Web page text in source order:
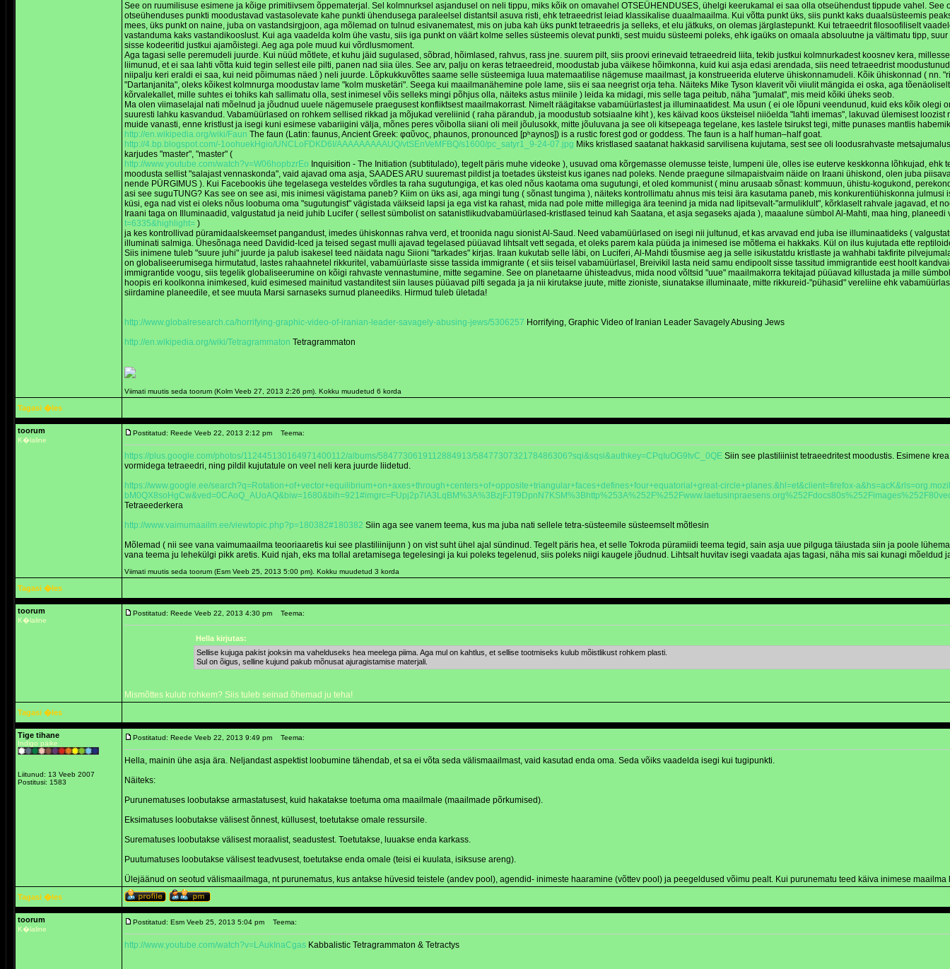
See on ruumilisuse esimene ja kõige primitiivsem õppematerjal. Sel kolmnurksel asjandusel on neli tippu, miks kõik on omavahel OTSEÜHENDUSES, ühelgi keerukamal ei saa olla otseühendust tippude vahel.
otseühenduses punkti moodustavad vastasolevate kahe punkti ühendusega paraleelsel distantsil asuva risti, ehk tetraeedrist leiad klassikalise duaalmaailma. Kui võtta punkt üks, siis punkt kaks duaalsüsteemis
mees, üks punkt on naine, juba on vastandsirgjoon, aga mõlemad on tulnud esivanematest, mis on juba kah üks punkt tetraeedris ja selleks, et elu jätkuks, on olemas järglastepunkt. Kui tetraeedrit filosoofiliselt
vastanduma kaks vastandikooslust. Kui aga vaadelda kolm ühe vastu, siis iga punkt on väärt kolme selles süsteemis olevat punkti, sest muidu süsteemi poleks, ehk igaüks on omaala absoluutne ja vältimatu tipp,
sisse kodeeritid justkui ajamõistegi. Aeg aga pole muud kui võrdlusmoment.
Aga tagasi selle peremudeli juurde. Kui nüüd mõtlete, et kuhu jäid sugulased, sõbrad, hõimlased, rahvus, rass jne. suurem pilt, siis proovi erinevaid tetraeedreid liita, tekib justkui kolmnurkadest koosnev kera,
liimunud, et ei saa lahti võtta kuid tegin sellest eile pilti, panen nad siia üles. See arv, palju on keras tetraeedreid, moodustab juba väikese hõimkonna, kuid kui asja edasi arendada, siis need tetraeedrist
niipalju keri eraldi ei saa, kui neid põimumas näed ) neli juurde. Lõpkukkuvõttes saame selle süsteemiga luua matemaatilise nägemuse maailmast, ja konstrueerida eluterve ühiskonnamudeli. Kõik ühiskonnad (
"Dartanjanita", oleks kõikest kolmnurga moodustav lame "kolm musketäri". Seega kui maailmanähemine pole lame, siis ei saa neegrist orja teha. Näiteks Mike Tyson klaverit või viiulit mängida ei oska, aga
kõrvalekallet, mille suhtes ei tohiks kah sallimatu olla, sest inimesel võis selleks mingi põhjus olla, näiteks astus miinile ) leida ka midagi, mis selle taga peitub, näha "jumalat", mis meid kõiki üheks seob.
Ma olen viimaselajal nati mõelnud ja jõudnud uuele nägemusele praegusest konfliktsest maailmakorrast. Nimelt räägitakse vabamüürlastest ja illuminaatidest. Ma usun ( ei ole lõpuni veendunud, kuid eks kõik
suuresti lahku kasvandud. Vabamüürlased on rohkem sellised rikkad ja mõjukad vereliinid ( raha pärandub, ja moodustub sotsiaalne kiht ), kes käivad koos üksteisel niiöelda "lahti imemas", lakuvad ülemisest
muide vanasti, enne kristlust ja isegi kuni esimese vabariigini välja, mõnes peres võibolla siiani oli meil jõulusokk, mitte jõuluvana ja see oli kitsepeaga tegelane, kes lastele tsirukst tegi, mitte punases mantlis
http://en.wikipedia.org/wiki/Faun The faun (Latin: faunus, Ancient Greek: φαῦνος, phaunos, pronounced [pʰaynos]) is a rustic forest god or goddess. The faun is a half human–half goat.
http://4.bp.blogspot.com/-1oohuekHgio/UNCLoFDKD6I/AAAAAAAAAUQ/vtSEnVeMFBQ/s1600/pc_satyr1_9-24-07.jpg Miks kristlased saatanat hakkasid sarvilisena kujutama, sest see oli loodusrahvaste
karjudes "master", "master" (
http://www.youtube.com/watch?v=W06hopbzrEo Inquisition - The Initiation (subtitulado), tegelt päris muhe videoke ), usuvad oma kõrgemasse olemusse teiste, lumpeni üle, olles ise euterve keskkonna lõhkujad,
moodusta sellist "salajast vennaskonda", vaid ajavad oma asja, SAADES ARU suuremast pildist ja toetades üksteist kus iganes nad poleks. Nende praegune silmapaistvaim näide on Iraani ühiskond, olen juba
nende PÜRGIMUS ). Kui Facebookis ühe tegelasega vesteldes võrdles ta raha sugutungiga, et kas oled nõus kaotama oma sugutungi, et oled kommunist ( minu arusaab sõnast: kommuun, ühistu-kogukond,
asi see suguTUNG? Kas see on see asi, mis inimesi vägistama paneb? Kiim on üks asi, aga mingi tung ( sõnast tungima ), näiteks kontrollimatu ahnus mis teisi ära kasutama paneb, mis konkurentiühiskonna
küsi, ega nad vist ei oleks nõus loobuma oma "sugutungist" vägistada väikseid lapsi ja ega vist ka rahast, mida nad pole mitte millegiga ära teenind ja mida nad lipitsevalt-"armuliklult", kõrklaselt rahvale jagavad, et
Iraani taga on Illuminaadid, valgustatud ja neid juhib Lucifer ( sellest sümbolist on satanistlikudvabamüürlased-kristlased teinud kah Saatana, et asja segaseks ajada ), maaalune sümbol Al-Mahti, maa hing,
t=6335&highlight= )
ja kes kontrollivad püramidaalskeemset pangandust, imedes ühiskonnas rahva verd, et troonida nagu sionist Al-Saud. Need vabamüürlased on isegi nii jultunud, et kas arvavad end juba ise illuminaatideks (
illuminati salmiga. Ühesõnaga need Davidid-Iced ja teised segast mulli ajavad tegelased püüavad lihtsalt vett segada, et oleks parem kala püüda ja inimesed ise mõtlema ei hakkaks. Kül on ilus kujutada ette
Siis inimene tuleb "suure juhi" juurde ja palub isakesel teed näidata nagu Siioni "tarkades" kirjas. Iraan kukutab selle läbi, on Luciferi, Al-Mahdi tõusmise aeg ja selle isikustatdu kristlaste ja wahhabi takfirite
on globaliseerumisega hirmutatud, lastes rahaahnetel rikkuritel, vabamüürlaste sisse tassida immigrante ( et siis teisel vabamüürlasel, Breivikil lasta neid samu endipoolt sisse tassitud immigrantide eest hoolt
immigrantide voogu, siis tegelik globaliseerumine on kõigi rahvaste vennastumine, mitte segamine. See on planetaarne ühisteadvus, mida nood võltsid "uue" maailmakorra tekitajad püüavad killustada ja mille
hoopis eri koolkonna inimkesed, kuid esimesed mainitud vastanditest siin lauses püüavad pilti segada ja ja nii kirutakse juute, mitte zioniste, siunatakse illuminaate, mitte rikkureid-"pühasid" vereliine ehk
siirdamine planeedile, et see muuta Marsi sarnaseks surnud planeediks. Hirmud tuleb ületada!
http://www.globalresearch.ca/horrifying-graphic-video-of-iranian-leader-savagely-abusing-jews/5306257 Horrifying, Graphic Video of Iranian Leader Savagely Abusing Jews
http://en.wikipedia.org/wiki/Tetragrammaton Tetragrammaton
Viimati muutis seda toorum (Kolm Veeb 27, 2013 2:26 pm). Kokku muudetud 6 korda
Tagasi �les
toorum
K�laline
Postitatud: Reede Veeb 22, 2013 2:12 pm Teema:
https://plus.google.com/photos/112445130164971400112/albums/5847730619112884913/5847730732178486306?sqi&sqsi&authkey=CPqIuOG9tvC_0QE Siin see plastiliinist tetraeedritest moodustis. Esimene
vormidega tetraeedri, ning pildil kujutatule on veel neli kera juurde liidetud.
https://www.google.ee/search?q=Rotation+of+vector+equilibrium+on+axes+through+centers+of+opposite+triangular+faces+defines+four+equatorial+great-circle+planes.&hl=et&client=firefox-
Tetraeederkera
http://www.vaimumaailm.ee/viewtopic.php?p=180382#180382 Siin aga see vanem teema, kus ma juba nati sellele tetra-süsteemile süsteemselt mõtlesin
Mõlemad ( nii see vana vaimumaailma teooriaaretis kui see plastiliinijunn ) on vist suht ühel ajal sündinud. Tegelt päris hea, et selle Tokroda püramiidi teema tegid, sain asja uue pilguga täiustada siin ja poole
vana teema ju lehekülgi pikk aretis. Kuid njah, eks ma tollal aretamisega tegelesingi ja kui poleks tegelenud, siis poleks niigi kaugele jõudnud. Lihtsalt huvitav isegi vaadata ajas tagasi, näha mis sai kunagi mõeldud
Viimati muutis seda toorum (Esm Veeb 25, 2013 5:00 pm). Kokku muudetud 3 korda
Tagasi �les
toorum
K�laline
Postitatud: Reede Veeb 22, 2013 4:30 pm Teema:
Hella kirjutas:
Sellise kujuga pakist jooksin ma vahelduseks hea meelega piima. Aga mul on kahtlus, et sellise tootmiseks kulub mõistlikust rohkem plasti.
Sul on õigus, selline kujund pakub mõnusat ajuragistamise materjali.
Mismõttes kulub rohkem? Siis tuleb seinad õhemad ju teha!
Tagasi �les
Tige tihane
Indigo päike.
Liitunud: 13 Veeb 2007
Postitusi: 1583
Postitatud: Reede Veeb 22, 2013 9:49 pm Teema:
Hella, mainin ühe asja ära. Neljandast aspektist loobumine tähendab, et sa ei võta seda välismaailmast, vaid kasutad enda oma. Seda võiks vaadelda isegi kui tugipunkti.
Näiteks:
Purunematuses loobutakse armastatusest, kuid hakatakse toetuma oma maailmale (maailmade põrkumised).
Eksimatuses loobutakse välisest õnnest, küllusest, toetutakse omale ressursile.
Surematuses loobutakse välisest moraalist, seadustest. Toetutakse, luuakse enda karkass.
Puutumatuses loobutakse välisest teadvusest, toetutakse enda omale (teisi ei kuulata, isiksuse areng).
Ülejäänud on seotud välismaailmaga, nt purunematus, kus antakse hüvesid teistele (andev pool), agendid- inimeste haaramine (võttev pool) ja peegeldused võimu pealt. Kui purunematu teed käiva inimese
Tagasi �les
toorum
K�laline
Postitatud: Esm Veeb 25, 2013 5:04 pm Teema:
http://www.youtube.com/watch?v=LAukInaCgas Kabbalistic Tetragrammaton & Tetractys